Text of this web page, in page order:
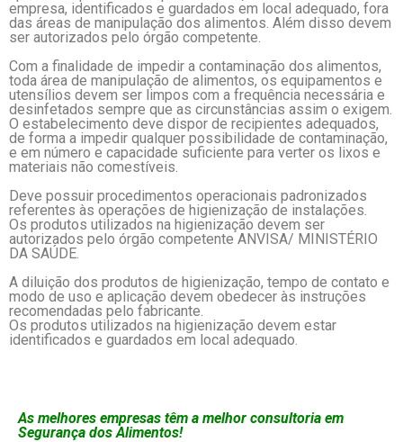
empresa, identificados e guardados em local adequado, fora
das áreas de manipulação dos alimentos. Além disso devem
ser autorizados pelo órgão competente.
Com a finalidade de impedir a contaminação dos alimentos,
toda área de manipulação de alimentos, os equipamentos e
utensílios devem ser limpos com a frequência necessária e
desinfetados sempre que as circunstâncias assim o exigem.
O estabelecimento deve dispor de recipientes adequados,
de forma a impedir qualquer possibilidade de contaminação,
e em número e capacidade suficiente para verter os lixos e
materiais não comestíveis.
Deve possuir procedimentos operacionais padronizados
referentes às operações de higienização de instalações.
Os produtos utilizados na higienização devem ser
autorizados pelo órgão competente ANVISA/ MINISTÉRIO
DA SAÚDE.
A diluição dos produtos de higienização, tempo de contato e
modo de uso e aplicação devem obedecer às instruções
recomendadas pelo fabricante.
Os produtos utilizados na higienização devem estar
identificados e guardados em local adequado.
As melhores empresas têm a melhor consultoria em
Segurança dos Alimentos!